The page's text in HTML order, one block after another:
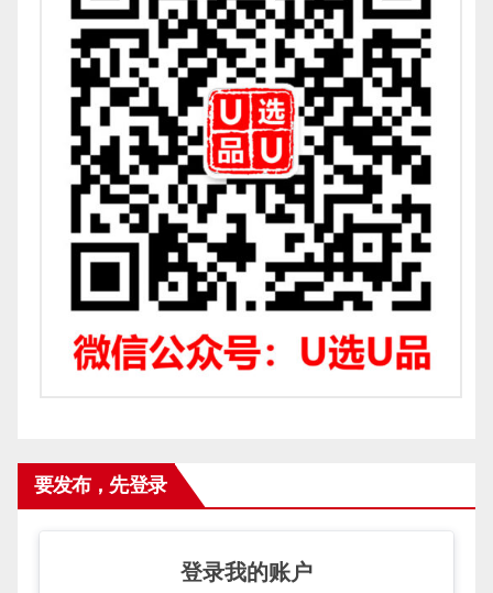
要发布，先登录
登录我的账户